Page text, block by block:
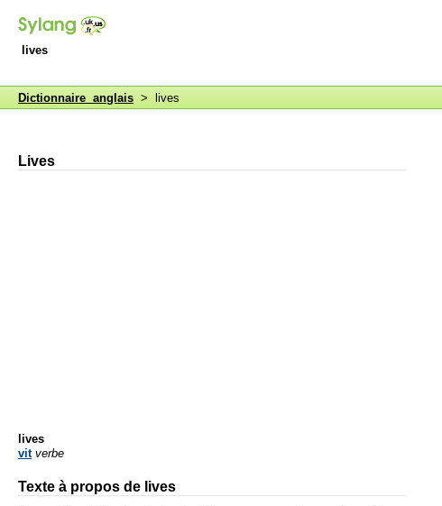
lives
Dictionnaire anglais > lives
Lives
lives
vit verbe
Texte à propos de lives